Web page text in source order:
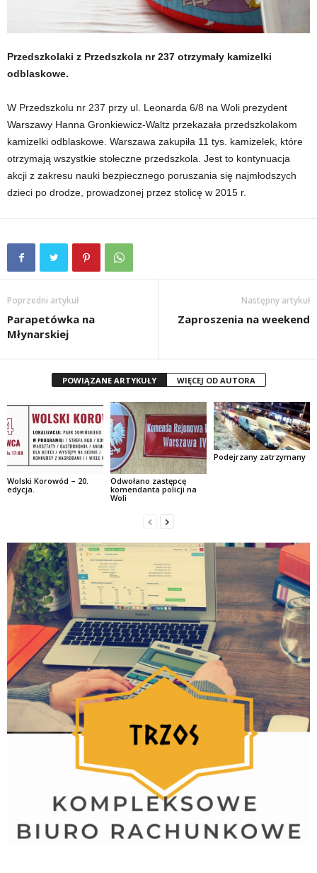
Przedszkolaki z Przedszkola nr 237 otrzymały kamizelki
odblaskowe.
W Przedszkolu nr 237 przy ul. Leonarda 6/8 na Woli prezydent
Warszawy Hanna Gronkiewicz-Waltz przekazała przedszkolakom
kamizelki odblaskowe. Warszawa zakupiła 11 tys. kamizelek, które
otrzymają wszystkie stołeczne przedszkola. Jest to kontynuacja
akcji z zakresu nauki bezpiecznego poruszania się najmłodszych
dzieci po drodze, prowadzonej przez stolicę w 2015 r.
Poprzedni artykuł
Parapetówka na
Młynarskiej
Następny artykuł
Zaproszenia na weekend
POWIĄZANE ARTYKUŁY WIĘCEJ OD AUTORA
Wolski Korowód – 20.
edycja.
Odwołano zastępcę
komendanta policji na
Woli
Podejrzany zatrzymany